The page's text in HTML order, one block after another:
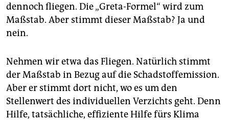
dennoch fliegen. Die „Greta-Formel“ wird zum
Maßstab. Aber stimmt dieser Maßstab? Ja und
nein.
Nehmen wir etwa das Fliegen. Natürlich stimmt
der Maßstab in Bezug auf die Schadstoffemission.
Aber er stimmt dort nicht, wo es um den
Stellenwert des individuellen Verzichts geht. Denn
Hilfe, tatsächliche, effiziente Hilfe fürs Klima